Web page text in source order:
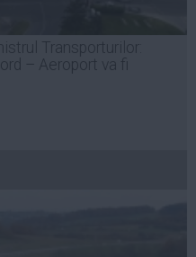
Transporturilor:
– Aeroport va fi